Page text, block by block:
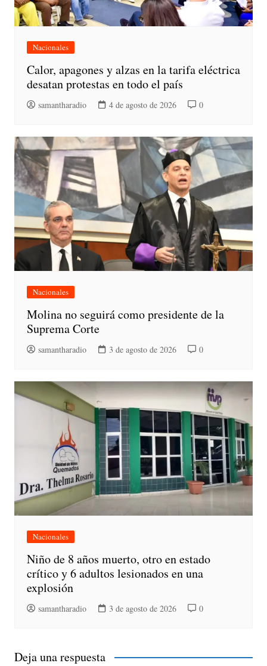
Nacionales
Calor, apagones y alzas en la tarifa eléctrica
desatan protestas en todo el país
samantharadio 4 de agosto de 2026 0
Nacionales
Molina no seguirá como presidente de la
Suprema Corte
samantharadio 3 de agosto de 2026 0
Nacionales
Niño de 8 años muerto, otro en estado
crítico y 6 adultos lesionados en una
explosión
samantharadio 3 de agosto de 2026 0
Deja una respuesta